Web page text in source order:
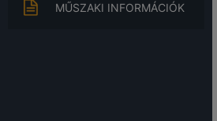
MŰSZAKI INFORMÁCIÓK